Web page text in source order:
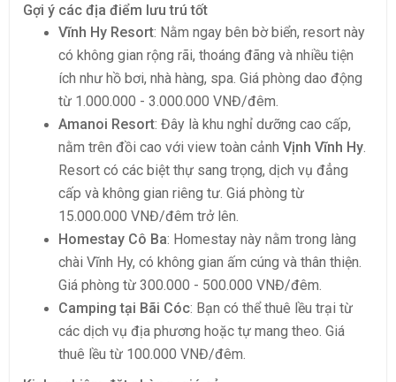
Gợi ý các địa điểm lưu trú tốt
Vĩnh Hy Resort: Nằm ngay bên bờ biển, resort này
có không gian rộng rãi, thoáng đãng và nhiều tiện
ích như hồ bơi, nhà hàng, spa. Giá phòng dao động
từ 1.000.000 - 3.000.000 VNĐ/đêm.
Amanoi Resort: Đây là khu nghỉ dưỡng cao cấp,
nằm trên đồi cao với view toàn cảnh Vịnh Vĩnh Hy.
Resort có các biệt thự sang trọng, dịch vụ đẳng
cấp và không gian riêng tư. Giá phòng từ
15.000.000 VNĐ/đêm trở lên.
Homestay Cô Ba: Homestay này nằm trong làng
chài Vĩnh Hy, có không gian ấm cúng và thân thiện.
Giá phòng từ 300.000 - 500.000 VNĐ/đêm.
Camping tại Bãi Cóc: Bạn có thể thuê lều trại từ
các dịch vụ địa phương hoặc tự mang theo. Giá
thuê lều từ 100.000 VNĐ/đêm.